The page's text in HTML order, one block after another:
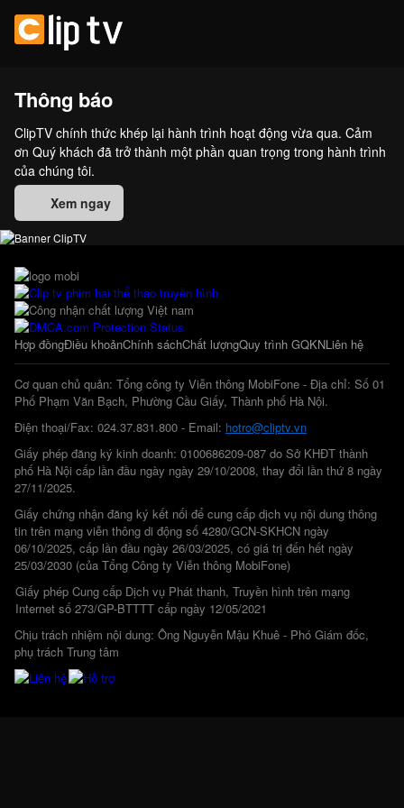
Thông báo
ClipTV chính thức khép lại hành trình hoạt động vừa qua. Cảm
ơn Quý khách đã trở thành một phần quan trọng trong hành trình
của chúng tôi.
Xem ngay
Hợp đồngĐiều khoảnChính sáchChất lượngQuy trình GQKNLiên hệ
Cơ quan chủ quản: Tổng công ty Viễn thông MobiFone - Địa chỉ: Số 01
Phố Phạm Văn Bạch, Phường Cầu Giấy, Thành phố Hà Nội.
Điện thoại/Fax: 024.37.831.800 - Email: hotro@cliptv.vn
Giấy phép đăng ký kinh doanh: 0100686209-087 do Sở KHĐT thành
phố Hà Nội cấp lần đầu ngày ngày 29/10/2008, thay đổi lần thứ 8 ngày
27/11/2025.
Giấy chứng nhận đăng ký kết nối để cung cấp dịch vụ nội dung thông
tin trên mạng viễn thông di động số 4280/GCN-SKHCN ngày
06/10/2025, cấp lần đầu ngày 26/03/2025, có giá trị đến hết ngày
25/03/2030 (của Tổng Công ty Viễn thông MobiFone)
Giấy phép Cung cấp Dịch vụ Phát thanh, Truyền hình trên mạng
Internet số 273/GP-BTTTT cấp ngày 12/05/2021
Chịu trách nhiệm nội dung: Ông Nguyễn Mậu Khuê - Phó Giám đốc,
phụ trách Trung tâm